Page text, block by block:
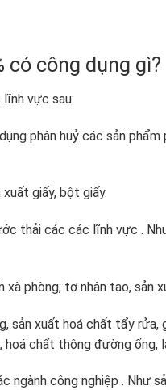
có công dụng gì?
vực sau:
phân huỷ các sản
giấy, bột giấy.
thải các các lĩnh vực .
phòng, tơ nhân tạo, sản
sản xuất hoá chất tẩy rửa,
chất thông đường ống,
ngành công nghiệp . Như